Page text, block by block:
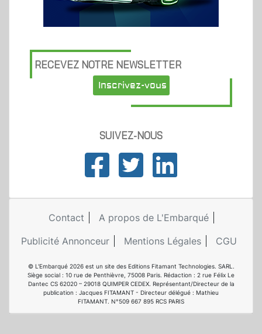
RECEVEZ NOTRE NEWSLETTER
Inscrivez-vous
SUIVEZ-NOUS
Contact
A propos de L'Embarqué
Publicité Annonceur
Mentions Légales CGU
© L'Embarqué 2026 est un site des Editions Fitamant Technologies. SARL.
Siège social : 10 rue de Penthièvre, 75008 Paris. Rédaction : 2 rue Félix Le
Dantec CS 62020 – 29018 QUIMPER CEDEX. Représentant/Directeur de la
publication : Jacques FITAMANT - Directeur délégué : Mathieu
FITAMANT. N°509 667 895 RCS PARIS